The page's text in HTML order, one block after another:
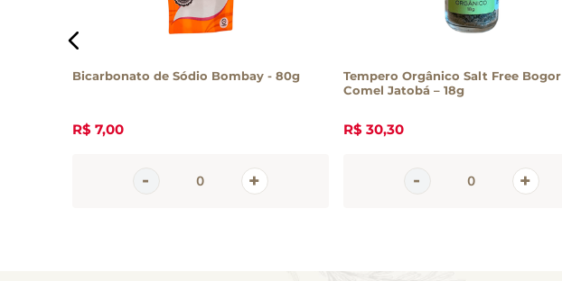
Bicarbonato de Sódio Bombay - 80g
R$ 7,00
Tempero Orgânico Salt Free Bogor
Comel Jatobá – 18g
R$ 30,30